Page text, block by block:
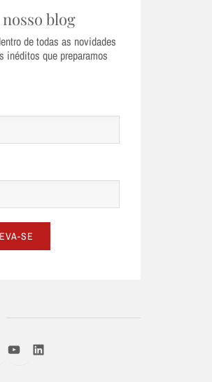
blog
de todas as novidades
inéditos que preparamos
YoutubeLinkedIn